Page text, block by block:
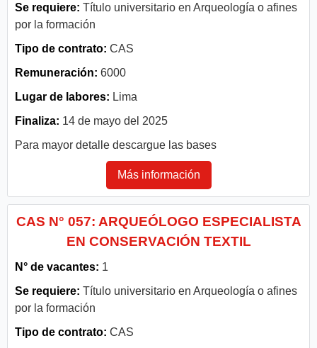
Se requiere: Título universitario en Arqueología o afines
por la formación
Tipo de contrato: CAS
Remuneración: 6000
Lugar de labores: Lima
Finaliza: 14 de mayo del 2025
Para mayor detalle descargue las bases
Más información
CAS N° 057: ARQUEÓLOGO ESPECIALISTA
EN CONSERVACIÓN TEXTIL
N° de vacantes: 1
Se requiere: Título universitario en Arqueología o afines
por la formación
Tipo de contrato: CAS